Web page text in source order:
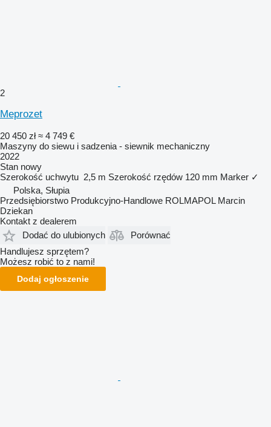
2
Meprozet
20 450 zł ≈ 4 749 €
Maszyny do siewu i sadzenia - siewnik mechaniczny
2022
Stan nowy
Szerokość uchwytu 2,5 m Szerokość rzędów 120 mm Marker ✓
Polska, Słupia
Przedsiębiorstwo Produkcyjno-Handlowe ROLMAPOL Marcin
Dziekan
Kontakt z dealerem
Dodać do ulubionych
Porównać
Handlujesz sprzętem?
Możesz robić to z nami!
Dodaj ogłoszenie